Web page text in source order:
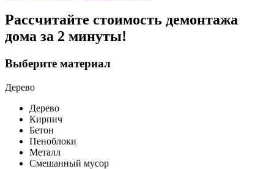
Рассчитайте стоимость демонтажа
дома за 2 минуты!
Выберите материал
Дерево
Дерево
Кирпич
Бетон
Пеноблоки
Металл
Смешанный мусор